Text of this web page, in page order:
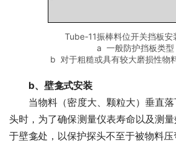
Tube-11振棒料位开关挡板安
a 一般防护挡板类型
b 对于粗糙或具有较大磨损性物
b、壁龛式安装
当物料（密度大、颗粒大）垂直落
头时，为了确保测量仪表寿命以及测
于壁龛处，以保护探头不至于被物料压